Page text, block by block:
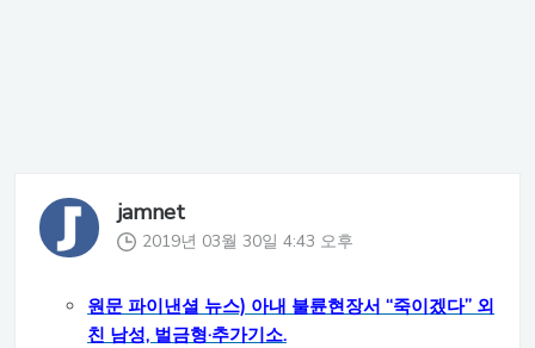
jamnet
2019년 03월 30일 4:43 오후
원문 파이낸셜 뉴스) 아내 불륜현장서 “죽이겠다” 외
친 남성, 벌금형·추가기소.